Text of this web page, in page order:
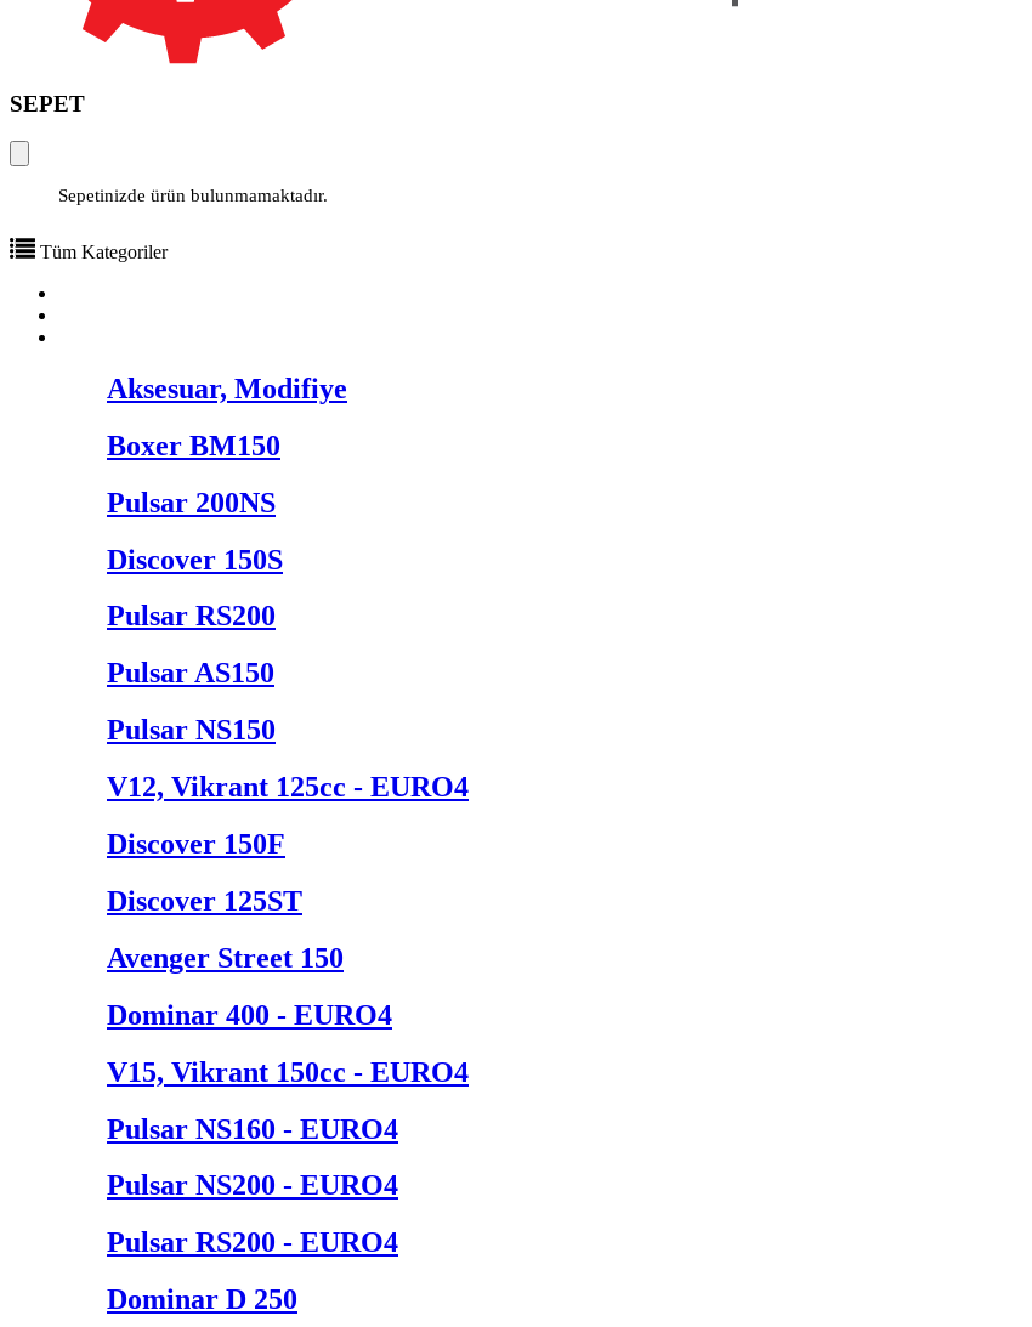
SEPET
Sepetinizde ürün bulunmamaktadır.
Tüm Kategoriler
Aksesuar, Modifiye
Boxer BM150
Pulsar 200NS
Discover 150S
Pulsar RS200
Pulsar AS150
Pulsar NS150
V12, Vikrant 125cc - EURO4
Discover 150F
Discover 125ST
Avenger Street 150
Dominar 400 - EURO4
V15, Vikrant 150cc - EURO4
Pulsar NS160 - EURO4
Pulsar NS200 - EURO4
Pulsar RS200 - EURO4
Dominar D 250